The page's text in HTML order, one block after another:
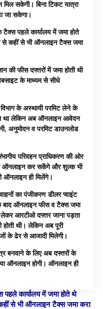
सकेगी। बिना टिकट यात्रा
जा सकेगा।
पहले कार्यालय में जमा होते
से कहीं से भी ऑनलाइन टैक्स जमा
की फीस दफ्तरों में जमा होती थी
के माध्यम से सीधे
के अस्थायी परमिट लेने के
था लेकिन अब ऑनलाइन आवेदन
अनुमोदन व परमिट डाउनलोड
परिवहन प्राधिकरण की ओर
ऑनलाइन कर सकेंगे और शुल्क भी
ऑनलाइन ही मिलेंगे।
का पंजीकरण डीलर प्वाइंट
बाद ऑनलाइन फीस व टैक्स जमा
लेकर आरटीओ दफ्तर जाना पड़ता
होती थी। लेकिन अब पूरी
के ढेर से आजादी मिलेगी।
बनवाने के लिए अब दफ्तरों के
ऑनलाइन होगी। ऑनलाइन ही
कार्यालय में जमा होते थे
से भी ऑनलाइन टैक्स जमा करा